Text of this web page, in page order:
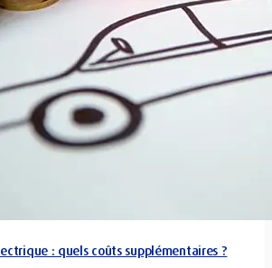
: quels coûts supplémentaires ?